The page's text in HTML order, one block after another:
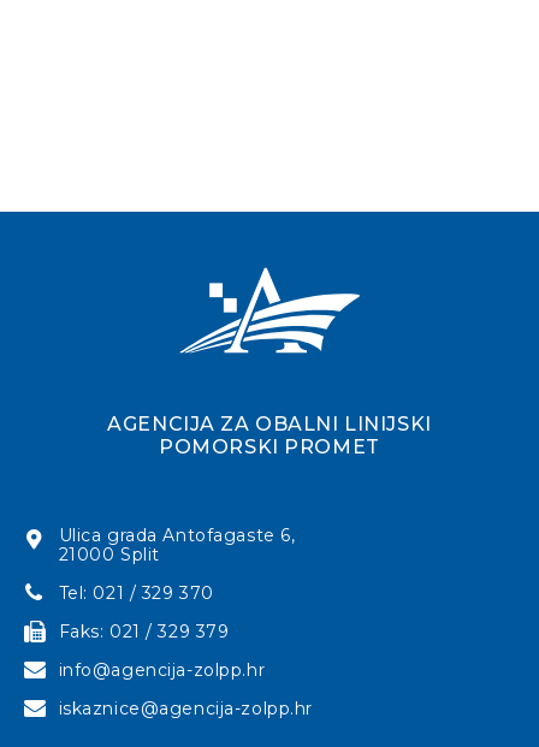
AGENCIJA ZA OBALNI LINIJSKI
POMORSKI PROMET
Ulica grada Antofagaste 6,
21000 Split
Tel: 021 / 329 370
Faks: 021 / 329 379
info@agencija-zolpp.hr
iskaznice@agencija-zolpp.hr